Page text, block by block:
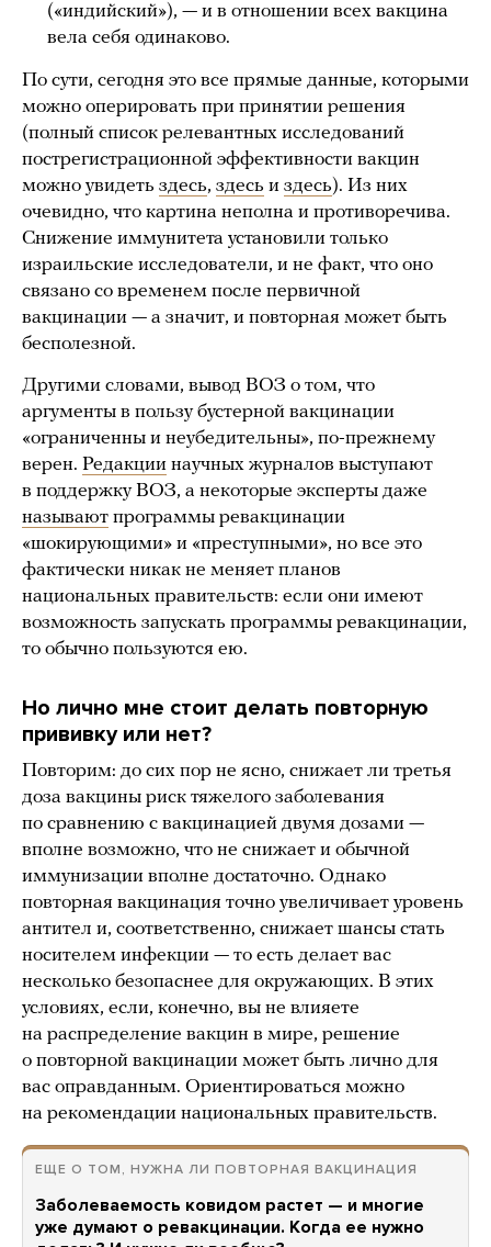
(«индийский»), — и в отношении всех вакцина
вела себя одинаково.
По сути, сегодня это все прямые данные, которыми
можно оперировать при принятии решения
(полный список релевантных исследований
пострегистрационной эффективности вакцин
можно увидеть здесь, здесь и здесь). Из них
очевидно, что картина неполна и противоречива.
Снижение иммунитета установили только
израильские исследователи, и не факт, что оно
связано со временем после первичной
вакцинации — а значит, и повторная может быть
бесполезной.
Другими словами, вывод ВОЗ о том, что
аргументы в пользу бустерной вакцинации
«ограниченны и неубедительны», по-прежнему
верен. Редакции научных журналов выступают
в поддержку ВОЗ, а некоторые эксперты даже
называют программы ревакцинации
«шокирующими» и «преступными», но все это
фактически никак не меняет планов
национальных правительств: если они имеют
возможность запускать программы ревакцинации,
то обычно пользуются ею.
Но лично мне стоит делать повторную
прививку или нет?
Повторим: до сих пор не ясно, снижает ли третья
доза вакцины риск тяжелого заболевания
по сравнению с вакцинацией двумя дозами —
вполне возможно, что не снижает и обычной
иммунизации вполне достаточно. Однако
повторная вакцинация точно увеличивает уровень
антител и, соответственно, снижает шансы стать
носителем инфекции — то есть делает вас
несколько безопаснее для окружающих. В этих
условиях, если, конечно, вы не влияете
на распределение вакцин в мире, решение
о повторной вакцинации может быть лично для
вас оправданным. Ориентироваться можно
на рекомендации национальных правительств.
ЕЩЕ О ТОМ, НУЖНА ЛИ ПОВТОРНАЯ ВАКЦИНАЦИЯ
Заболеваемость ковидом растет — и многие
уже думают о ревакцинации. Когда ее нужно